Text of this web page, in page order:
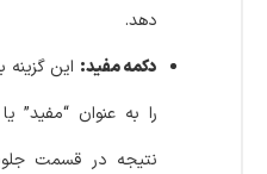
دهد.
دکمه مفید: این گزینه
را به عنوان “مفید”
نتیجه در قسمت